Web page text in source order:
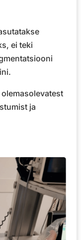
ei teki
ja